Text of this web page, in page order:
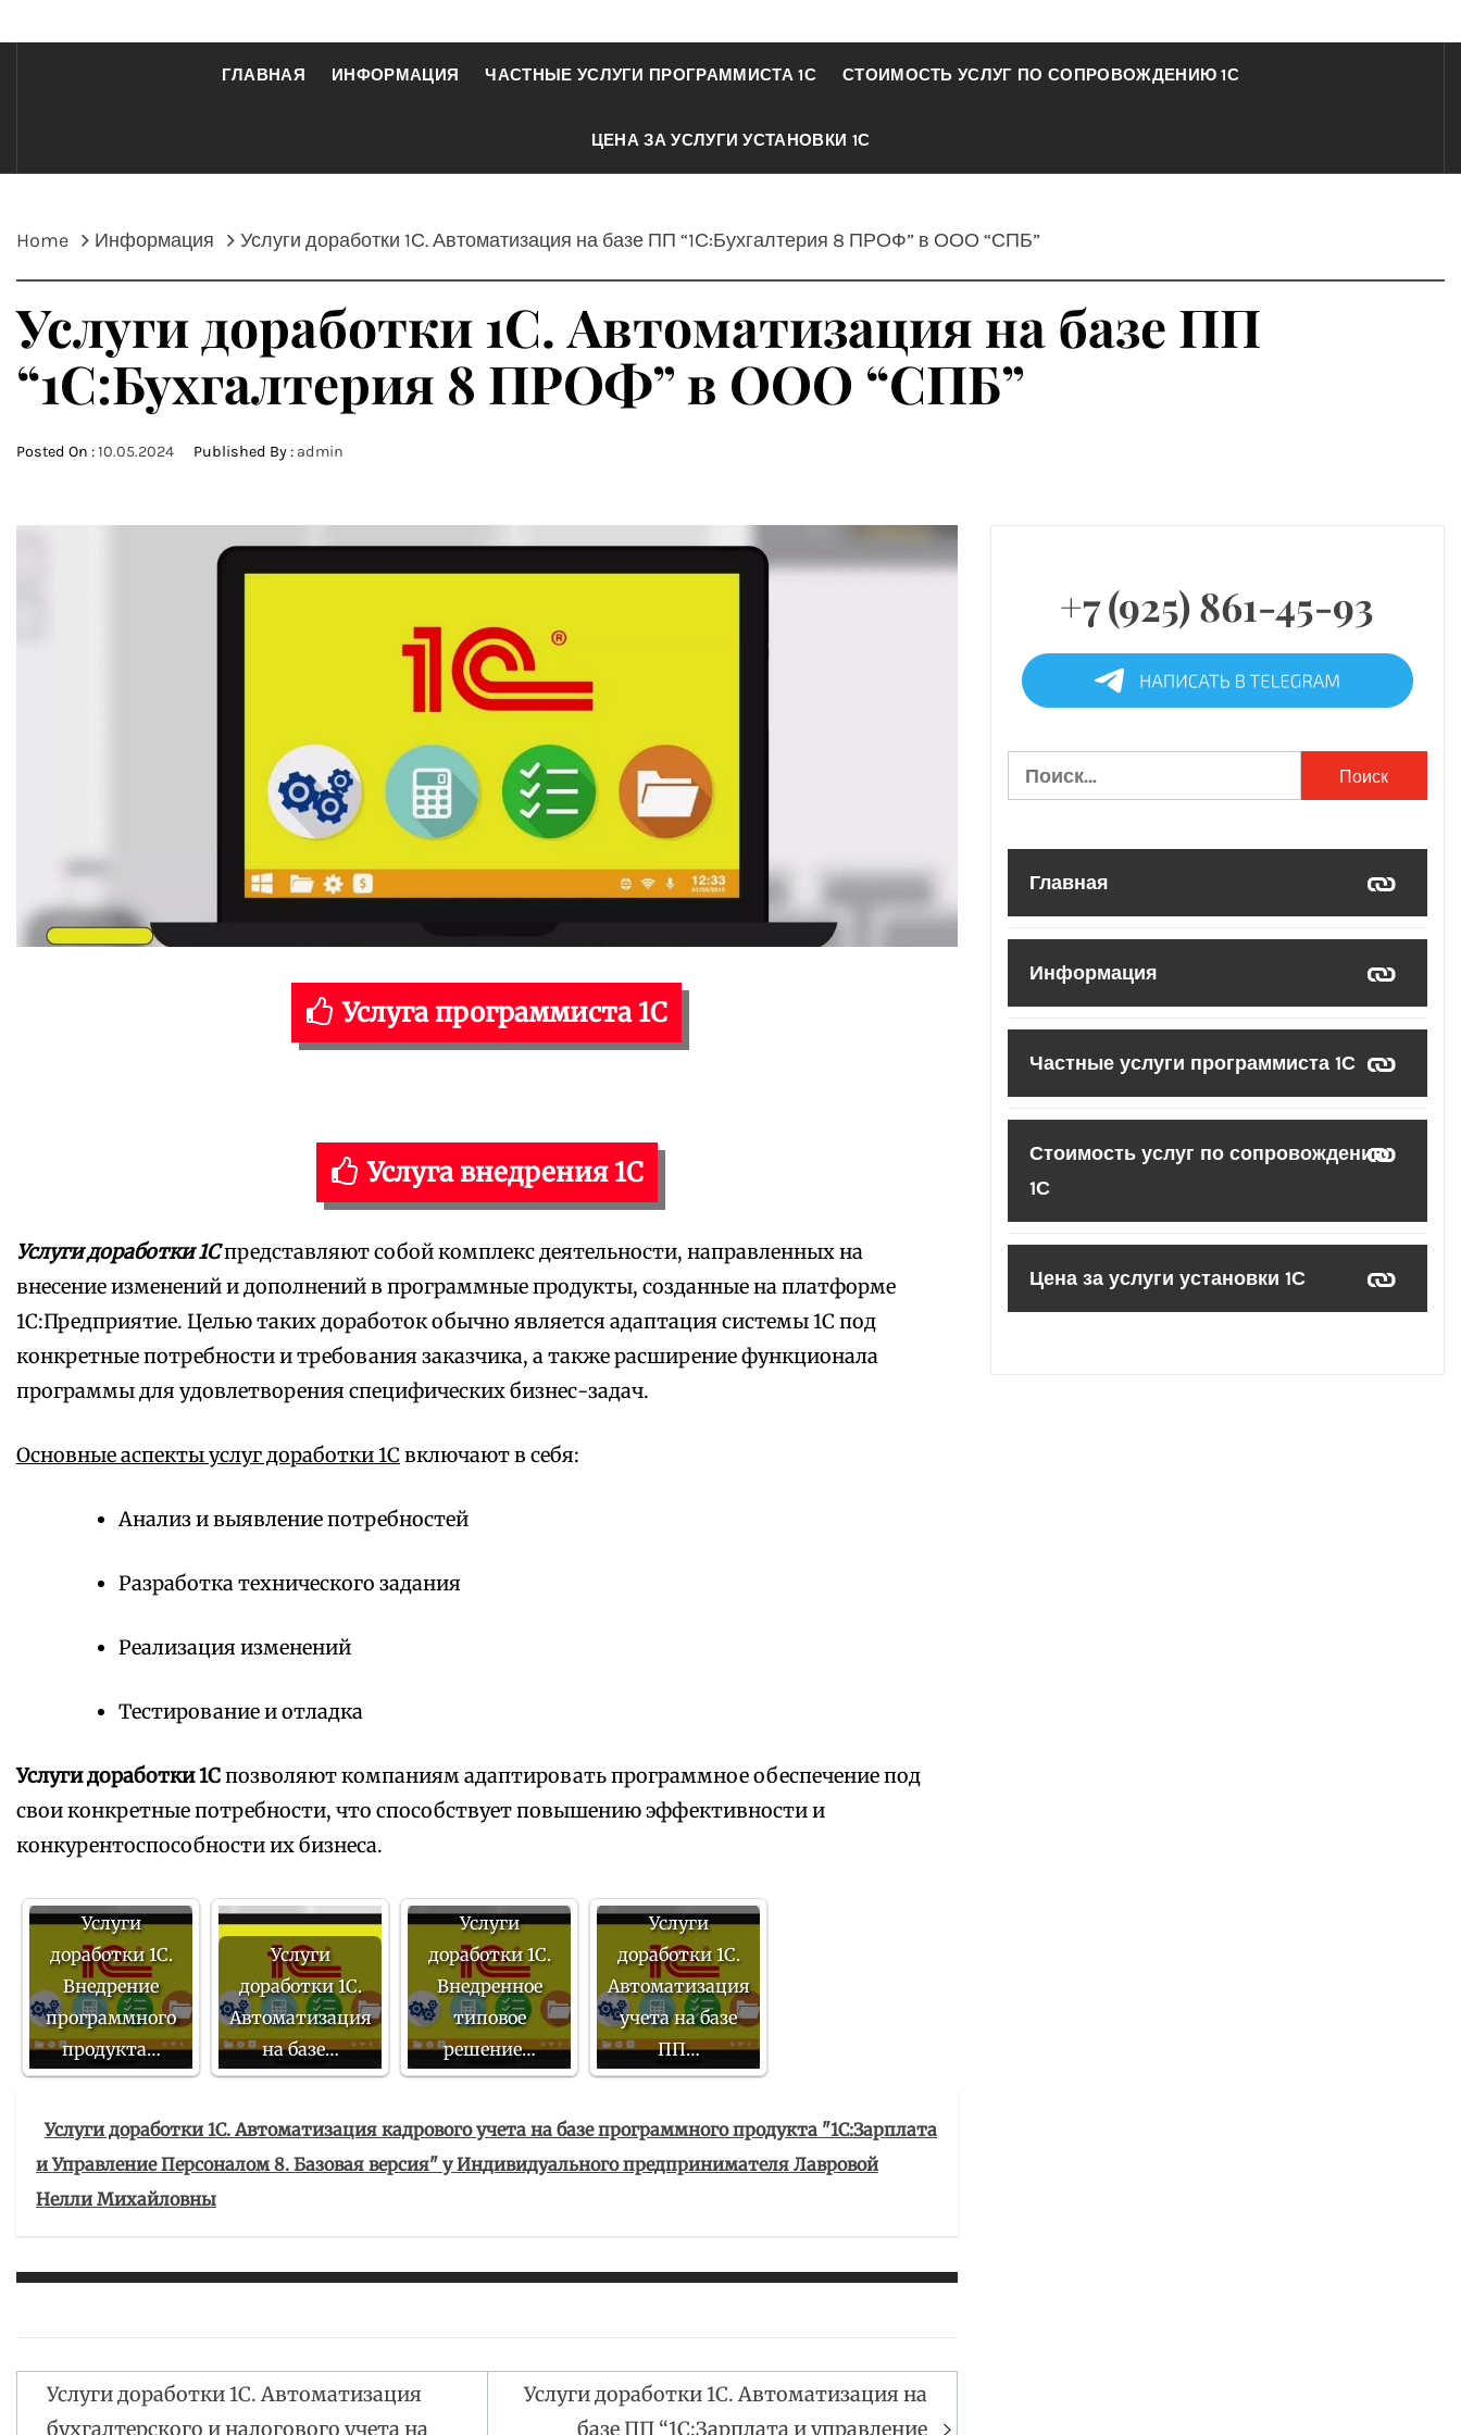
ГЛАВНАЯ ИНФОРМАЦИЯ ЧАСТНЫЕ УСЛУГИ ПРОГРАММИСТА 1С СТОИМОСТЬ УСЛУГ ПО СОПРОВОЖДЕНИЮ 1С
ЦЕНА ЗА УСЛУГИ УСТАНОВКИ 1С
Home Информация Услуги доработки 1С. Автоматизация на базе ПП “1С:Бухгалтерия 8 ПРОФ” в ООО “СПБ”
Услуги доработки 1С. Автоматизация на базе ПП
“1С:Бухгалтерия 8 ПРОФ” в ООО “СПБ”
Posted On :10.05.2024 Published By : admin
Услуга программиста 1С
Услуга внедрения 1С
Услуги доработки 1Спредставляют собой комплекс деятельности, направленных на
внесение изменений и дополнений в программные продукты, созданные на платформе
1С:Предприятие. Целью таких доработок обычно является адаптация системы 1С под
конкретные потребности и требования заказчика, а также расширение функционала
программы для удовлетворения специфических бизнес-задач.
Основные аспекты услуг доработки 1С включают в себя:
Анализ и выявление потребностей
Разработка технического задания
Реализация изменений
Тестирование и отладка
Услуги доработки 1Спозволяют компаниям адаптировать программное обеспечение под
свои конкретные потребности, что способствует повышению эффективности и
конкурентоспособности их бизнеса.
Услуги
доработки 1С.
Внедрение
программного
продукта…
Услуги
доработки 1С.
Автоматизация
на базе…
Услуги
доработки 1С.
Внедренное
типовое
решение…
Услуги
доработки 1С.
Автоматизация
учета на базе
ПП…
Услуги доработки 1С. Автоматизация кадрового учета на базе программного продукта "1С:Зарплата
и Управление Персоналом 8. Базовая версия" у Индивидуального предпринимателя Лавровой
Нелли Михайловны
Навигация
Услуги доработки 1С. Автоматизация
бухгалтерского и налогового учета на
Услуги доработки 1С. Автоматизация на
базе ПП “1С:Зарплата и управление
+7 (925) 861-45-93
Найти:
Главная
Информация
Частные услуги программиста 1С
Стоимость услуг по сопровождению
1С
Цена за услуги установки 1С